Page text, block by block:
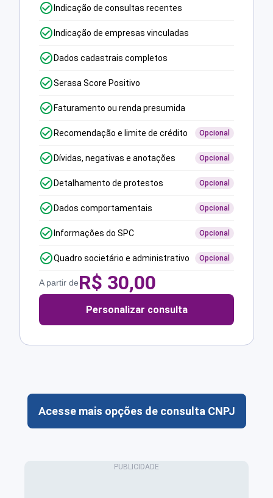
Indicação de consultas recentes
Indicação de empresas vinculadas
Dados cadastrais completos
Serasa Score Positivo
Faturamento ou renda presumida
Recomendação e limite de crédito Opcional
Dívidas, negativas e anotações Opcional
Detalhamento de protestos Opcional
Dados comportamentais Opcional
Informações do SPC Opcional
Quadro societário e administrativo Opcional
A partir deR$ 30,00
Personalizar consulta
Acesse mais opções de consulta CNPJ